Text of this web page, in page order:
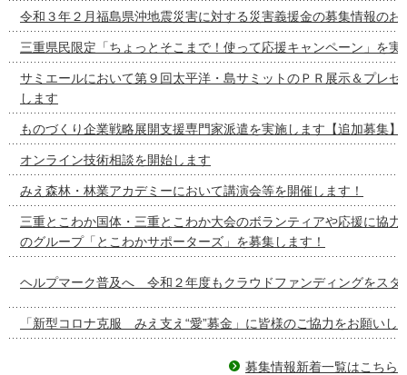
令和３年２月福島県沖地震災害に対する災害義援金の募集情報のお
三重県民限定「ちょっとそこまで！使って応援キャンペーン」を実
サミエールにおいて第９回太平洋・島サミットのＰＲ展示＆プレゼ
します
ものづくり企業戦略展開支援専門家派遣を実施します【追加募集】
オンライン技術相談を開始します
みえ森林・林業アカデミーにおいて講演会等を開催します！
三重とこわか国体・三重とこわか大会のボランティアや応援に協力
のグループ「とこわかサポーターズ」を募集します！
ヘルプマーク普及へ 令和２年度もクラウドファンディングをスタ
「新型コロナ克服 みえ支え“愛”募金」に皆様のご協力をお願いし
募集情報新着一覧はこちら